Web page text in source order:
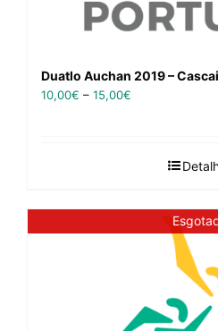
Duatlo Auchan 2019 –
10,00€ – 15,00€